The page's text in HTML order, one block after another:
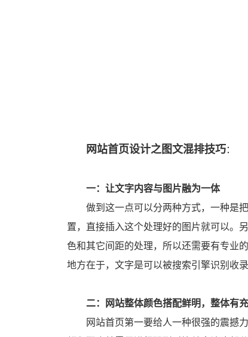
网站首页设计之图文混排技巧：
一：让文字内容与图片融为一体
做到这一点可以分两种方式，一种是把文字内容用做图软件直接处理到图片上，怎么好看怎么处理，不用考虑字体和一些其它排版的问题，在需要用到的位
置，直接插入这个处理好的图片就可以。
色和其它间距的处理，所以还需要有专业
地方在于，文字是可以被搜索引擎识别收
二：网站整体颜色搭配鲜明，整体有
网站首页第一要给人一种很强的震撼力，假如网立在首页不足以提供给用户很强的可读性文本，那就说明网站存在一个问题。我们在设计网站，进行文本与